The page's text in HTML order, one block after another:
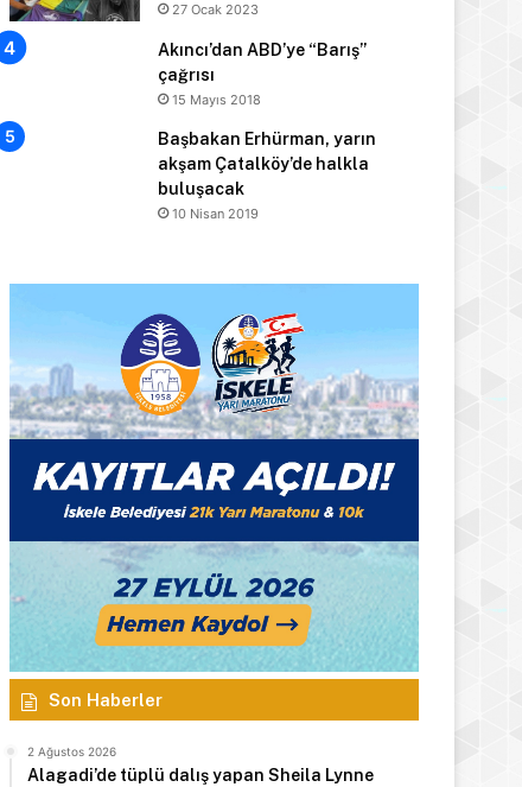
27 Ocak 2023
Akıncı’dan ABD’ye “Barış”
çağrısı
15 Mayıs 2018
Başbakan Erhürman, yarın
akşam Çatalköy’de halkla
buluşacak
10 Nisan 2019
Son Haberler
2 Ağustos 2026
Alagadi’de tüplü dalış yapan Sheila Lynne